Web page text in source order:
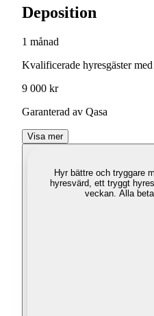
Deposition
1 månad
Kvalificerade hyresgäster
9 000 kr
Garanterad av Qasa
Visa mer
Hyr bättre och tryggare
hyresvärd, ett tryggt
veckan. Alla